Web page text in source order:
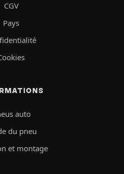
CGV
Pays
auto
du pneu
et montage